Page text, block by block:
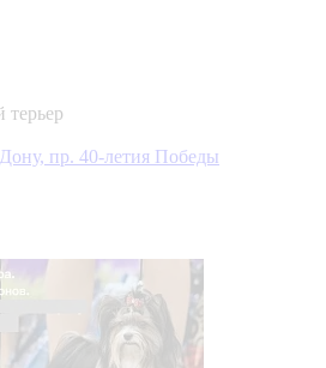
пр. 40-летия Победы